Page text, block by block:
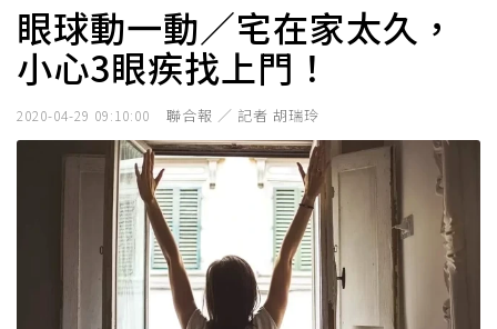
眼球動一動／宅在家太久，
小心3眼疾找上門！
2020-04-29 09:10:00 聯合報 ／ 記者 胡瑞玲